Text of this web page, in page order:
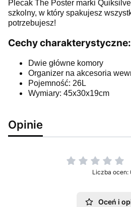
Plecak The Poster marki
szkolny, w który spakujesz
potrzebujesz!
Cechy charakterystyczne:
Dwie główne komory
Organizer na akcesoria
Pojemność: 26L
Wymiary: 45x30x19cm
Opinie
Liczba ocen:
Oceń i